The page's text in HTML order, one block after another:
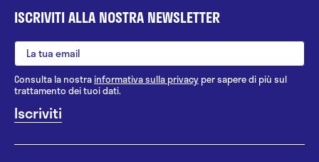
ISCRIVITI ALLA NOSTRA NEWSLETTER
Consulta la nostrainformativa sulla privacy per sapere di più sul
trattamento dei tuoi dati.